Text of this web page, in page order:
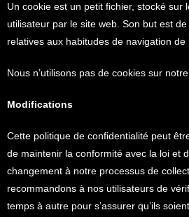
Un cookie est un petit fichier, stocké sur
utilisateur par le site web. Son but est
relatives aux habitudes de navigation de
Nous n’utilisons pas de cookies sur notre
Modifications
Cette politique de confidentialité peut
de maintenir la conformité avec la loi et
changement à notre processus de
recommandons à nos utilisateurs de
temps à autre pour s’assurer qu’ils